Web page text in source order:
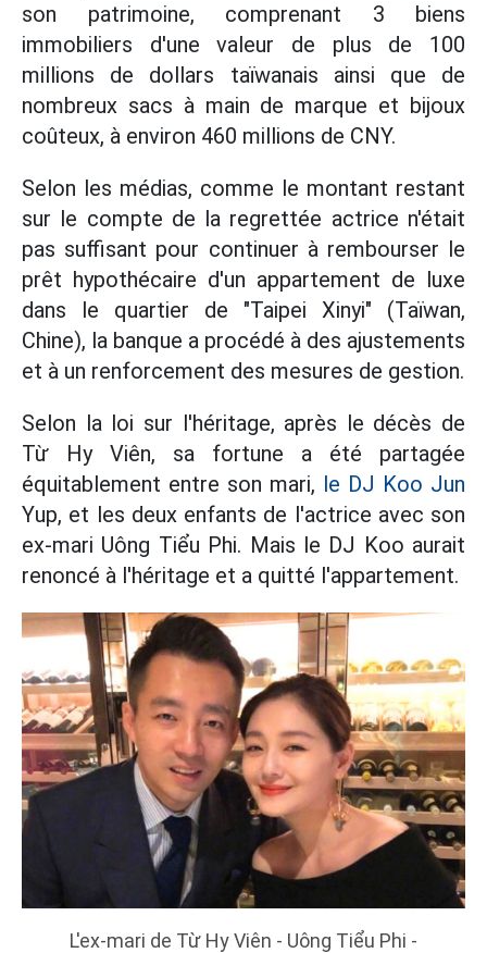
son patrimoine, comprenant 3 biens
immobiliers d'une valeur de plus de 100
millions de dollars taïwanais ainsi que de
nombreux sacs à main de marque et bijoux
coûteux, à environ 460 millions de CNY.
Selon les médias, comme le montant restant
sur le compte de la regrettée actrice n'était
pas suffisant pour continuer à rembourser le
prêt hypothécaire d'un appartement de luxe
dans le quartier de "Taipei Xinyi" (Taïwan,
Chine), la banque a procédé à des ajustements
et à un renforcement des mesures de gestion.
Selon la loi sur l'héritage, après le décès de
Từ Hy Viên, sa fortune a été partagée
équitablement entre son mari, le DJ Koo Jun
Yup, et les deux enfants de l'actrice avec son
ex-mari Uông Tiểu Phi. Mais le DJ Koo aurait
renoncé à l'héritage et a quitté l'appartement.
L'ex-mari de Từ Hy Viên - Uông Tiểu Phi -